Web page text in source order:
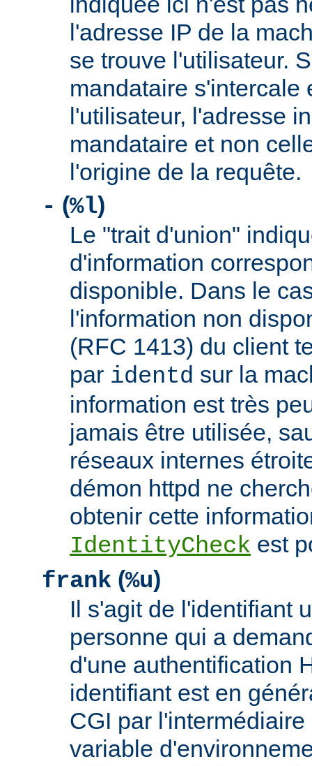
l'adresse IP de la
se trouve l'utilisateur.
mandataire s'intercale
l'utilisateur, l'adresse
mandataire et non
l'origine de la requête.
- (%l)
Le "trait d'union"
d'information
disponible. Dans le
l'information non
(RFC 1413) du client
par identd sur la
information est très
jamais être utilisée,
réseaux internes
démon httpd ne
obtenir cette
IdentityCheck est
frank (%u)
Il s'agit de l'identifiant
personne qui a
d'une authentification
identifiant est en
CGI par
variable